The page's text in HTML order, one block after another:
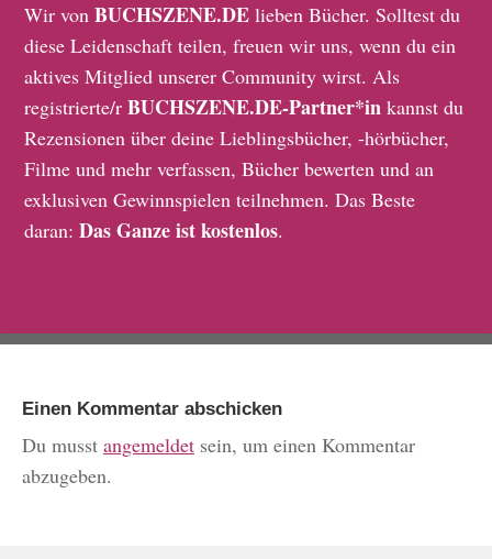
Wir vonBUCHSZENE.DE lieben Bücher. Solltest du
diese Leidenschaft teilen, freuen wir uns, wenn du ein
aktives Mitglied unserer Community wirst. Als
registrierte/rBUCHSZENE.DE-Partner*in kannst du
Rezensionen über deine Lieblingsbücher, -hörbücher,
Filme und mehr verfassen, Bücher bewerten und an
exklusiven Gewinnspielen teilnehmen. Das Beste
daran:Das Ganze ist kostenlos.
Einen Kommentar abschicken
Du musst angemeldet sein, um einen Kommentar
abzugeben.